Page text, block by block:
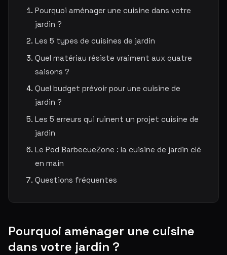
Pourquoi aménager une cuisine dans votre
jardin ?
Les 5 types de cuisines de jardin
Quel matériau résiste vraiment aux quatre
saisons ?
Quel budget prévoir pour une cuisine de
jardin ?
Les 5 erreurs qui ruinent un projet cuisine de
jardin
Le Pod BarbecueZone : la cuisine de jardin clé
en main
Questions fréquentes
Pourquoi aménager une cuisine
dans votre jardin ?